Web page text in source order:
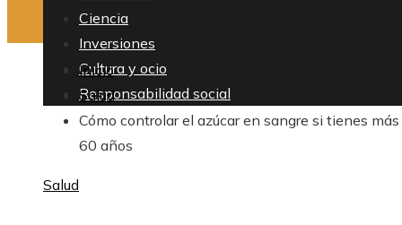
Ciencia
Inversiones
Cultura y ocio
Responsabilidad social
Inicio
Salud
Cómo controlar el azúcar en sangre si tienes
60 años
Salud